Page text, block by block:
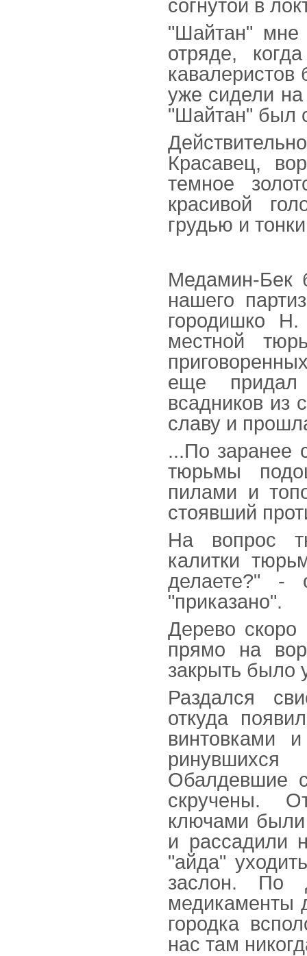
согнутой в
"Шайтан" мне
отряде,
кавалеристов
уже сидели
"Шайтан" был
Красавец,
темное
красивой
грудью и
Медамин-Бек
нашего
городишко
местной
еще придал
всадников из
славу и
...По заранее
тюрьмы
пилами и
стоявший
На вопрос
калитки
делаете?" -
"приказано".
Дерево скоро
прямо на
закрыть было
Раздался
откуда
винтовками
Обалдевшие
скручены.
ключами
и рассадили
"айда"
заслон. По
медикаменты
городка
нас там